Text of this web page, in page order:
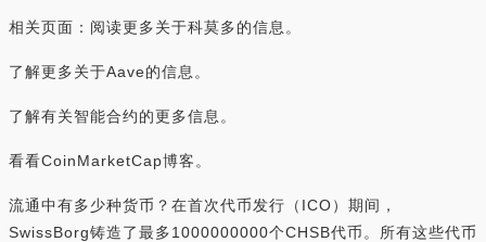
相关页面：阅读更多关于科莫多的信息。
了解更多关于Aave的信息。
了解有关智能合约的更多信息。
看看CoinMarketCap博客。
流通中有多少种货币？在首次代币发行（ICO）期间，
SwissBorg铸造了最多1000000000个CHSB代币。所有这些代币